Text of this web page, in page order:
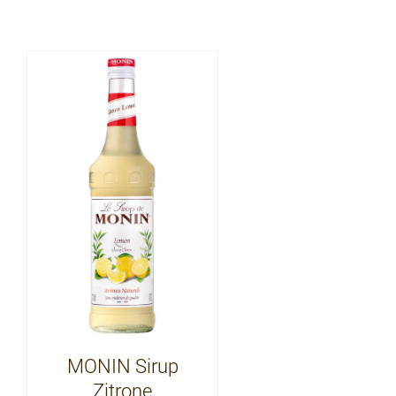
MONIN Sirup
Zitrone